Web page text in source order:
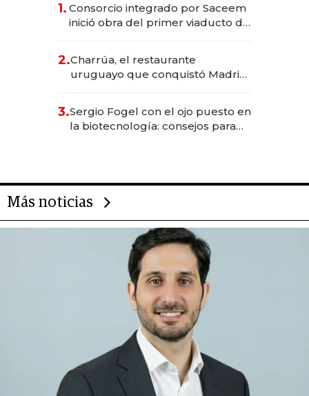
1. Consorcio integrado por Saceem
inició obra del primer viaducto de
millones
2.Charrúa, el restaurante
uruguayo que conquistó Madrid:
anticipación y prepara apertura
3.Sergio Fogel con el ojo puesto en
la biotecnología: consejos para
Más noticias